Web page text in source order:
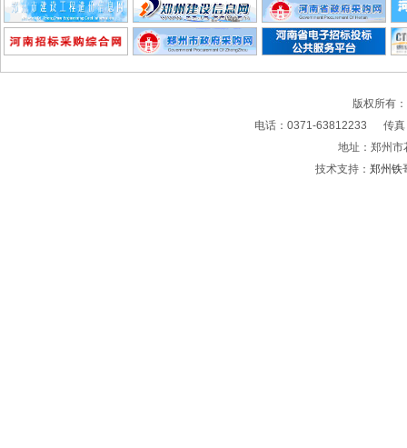
版权所有
电话：0371-63812233 传
地址：郑州
技术支持： 郑州铁